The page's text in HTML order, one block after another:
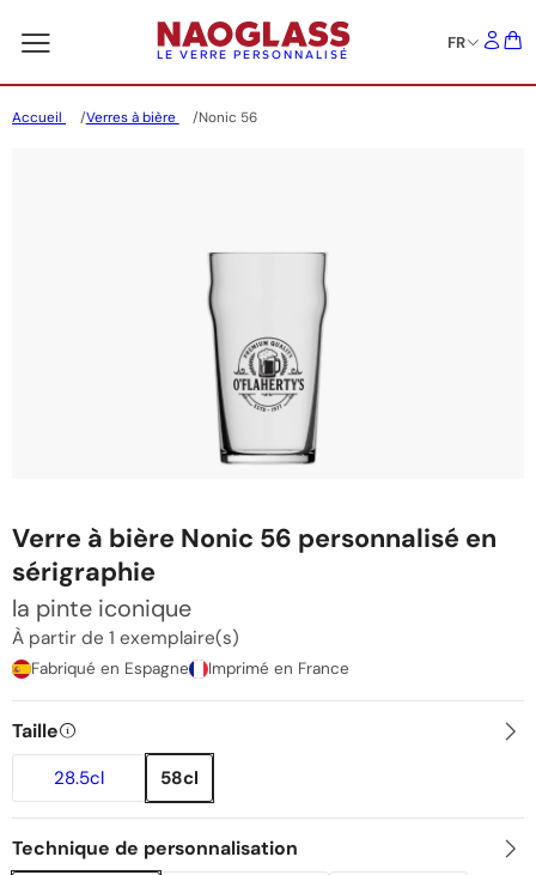
LE VERRE PERSONNALISÉ
FR
Accueil Verres à bière Nonic 56
Verre à bière Nonic 56 personnalisé en
sérigraphie
la pinte iconique
À partir de 1 exemplaire(s)
Fabriqué en Espagne Imprimé en France
Taille
28.5cl 58cl
Technique de personnalisation